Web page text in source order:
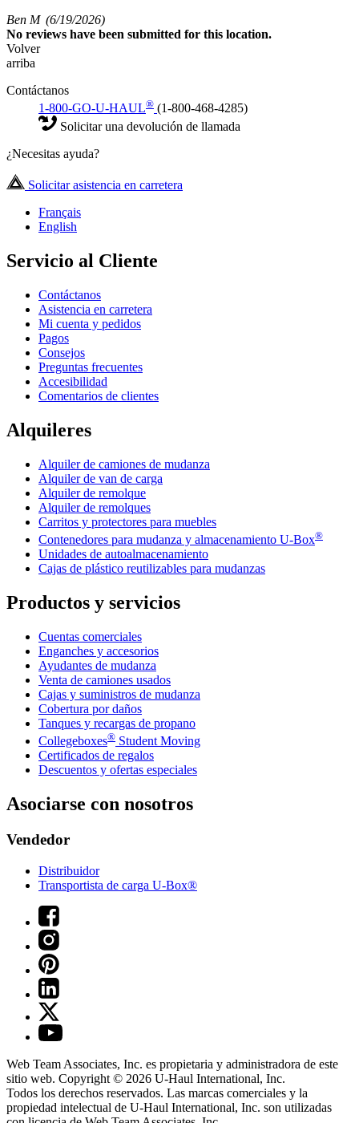
Ben M (6/19/2026)
No reviews have been submitted for this location.
Volver
arriba
Contáctanos
1-800-GO-U-HAUL® (1-800-468-4285)
Solicitar una devolución de llamada
¿Necesitas ayuda?
Solicitar asistencia en carretera
Français
English
Servicio al Cliente
Contáctanos
Asistencia en carretera
Mi cuenta y pedidos
Pagos
Consejos
Preguntas frecuentes
Accesibilidad
Comentarios de clientes
Alquileres
Alquiler de camiones de mudanza
Alquiler de van de carga
Alquiler de remolque
Alquiler de remolques
Carritos y protectores para muebles
Contenedores para mudanza y almacenamiento U-Box®
Unidades de autoalmacenamiento
Cajas de plástico reutilizables para mudanzas
Productos y servicios
Cuentas comerciales
Enganches y accesorios
Ayudantes de mudanza
Venta de camiones usados
Cajas y suministros de mudanza
Cobertura por daños
Tanques y recargas de propano
Collegeboxes® Student Moving
Certificados de regalos
Descuentos y ofertas especiales
Asociarse con nosotros
Vendedor
Distribuidor
Transportista de carga U-Box®
Web Team Associates, Inc. es propietaria y administradora de este
sitio web. Copyright © 2026 U-Haul International, Inc.
Todos los derechos reservados. Las marcas comerciales y la
propiedad intelectual de U-Haul International, Inc. son utilizadas